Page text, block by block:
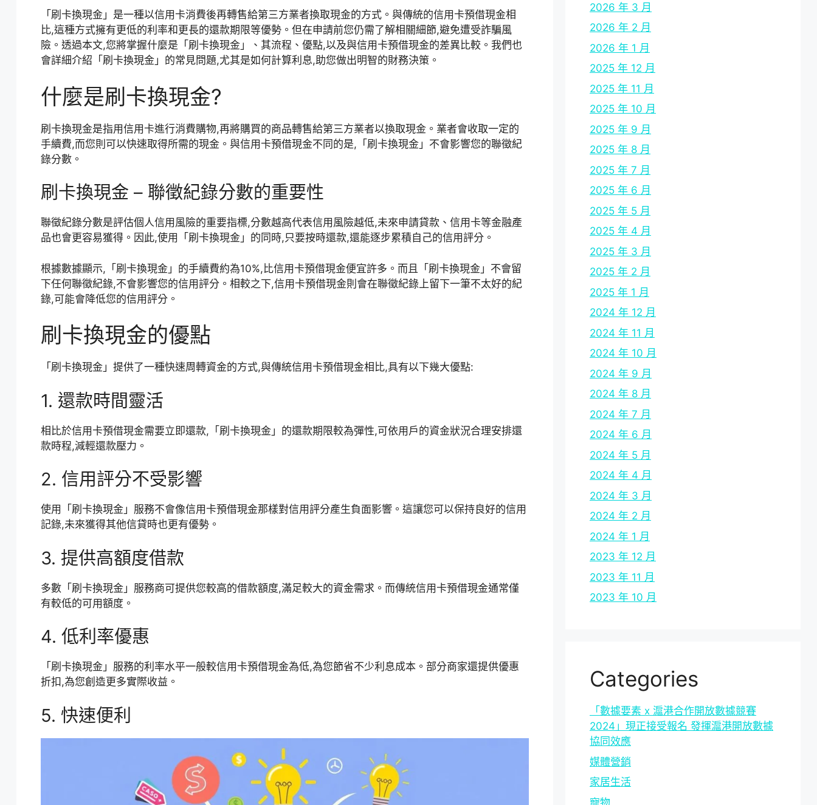
「刷卡換現金」是一種以信用卡消費後再轉售給第三方業者換取現金的方式。與傳統的信用卡預借現金相
比,這種方式擁有更低的利率和更長的還款期限等優勢。但在申請前您仍需了解相關細節,避免遭受詐騙風
險。透過本文,您將掌握什麼是「刷卡換現金」、其流程、優點,以及與信用卡預借現金的差異比較。我們也
會詳細介紹「刷卡換現金」的常見問題,尤其是如何計算利息,助您做出明智的財務決策。
什麼是刷卡換現金?
刷卡換現金是指用信用卡進行消費購物,再將購買的商品轉售給第三方業者以換取現金。業者會收取一定的
手續費,而您則可以快速取得所需的現金。與信用卡預借現金不同的是,「刷卡換現金」不會影響您的聯徵紀
錄分數。
刷卡換現金 – 聯徵紀錄分數的重要性
聯徵紀錄分數是評估個人信用風險的重要指標,分數越高代表信用風險越低,未來申請貸款、信用卡等金融產
品也會更容易獲得。因此,使用「刷卡換現金」的同時,只要按時還款,還能逐步累積自己的信用評分。
根據數據顯示,「刷卡換現金」的手續費約為10%,比信用卡預借現金便宜許多。而且「刷卡換現金」不會留
下任何聯徵紀錄,不會影響您的信用評分。相較之下,信用卡預借現金則會在聯徵紀錄上留下一筆不太好的紀
錄,可能會降低您的信用評分。
刷卡換現金的優點
「刷卡換現金」提供了一種快速周轉資金的方式,與傳統信用卡預借現金相比,具有以下幾大優點:
1. 還款時間靈活
相比於信用卡預借現金需要立即還款,「刷卡換現金」的還款期限較為彈性,可依用戶的資金狀況合理安排還
款時程,減輕還款壓力。
2. 信用評分不受影響
使用「刷卡換現金」服務不會像信用卡預借現金那樣對信用評分產生負面影響。這讓您可以保持良好的信用
記錄,未來獲得其他信貸時也更有優勢。
3. 提供高額度借款
多數「刷卡換現金」服務商可提供您較高的借款額度,滿足較大的資金需求。而傳統信用卡預借現金通常僅
有較低的可用額度。
4. 低利率優惠
「刷卡換現金」服務的利率水平一般較信用卡預借現金為低,為您節省不少利息成本。部分商家還提供優惠
折扣,為您創造更多實際收益。
5. 快速便利
2026 年 3 月
2026 年 2 月
2026 年 1 月
2025 年 12 月
2025 年 11 月
2025 年 10 月
2025 年 9 月
2025 年 8 月
2025 年 7 月
2025 年 6 月
2025 年 5 月
2025 年 4 月
2025 年 3 月
2025 年 2 月
2025 年 1 月
2024 年 12 月
2024 年 11 月
2024 年 10 月
2024 年 9 月
2024 年 8 月
2024 年 7 月
2024 年 6 月
2024 年 5 月
2024 年 4 月
2024 年 3 月
2024 年 2 月
2024 年 1 月
2023 年 12 月
2023 年 11 月
2023 年 10 月
Categories
「數據要素 x 滬港合作開放數據競賽
2024」現正接受報名 發揮滬港開放數據
協同效應
媒體營銷
家居生活
寵物